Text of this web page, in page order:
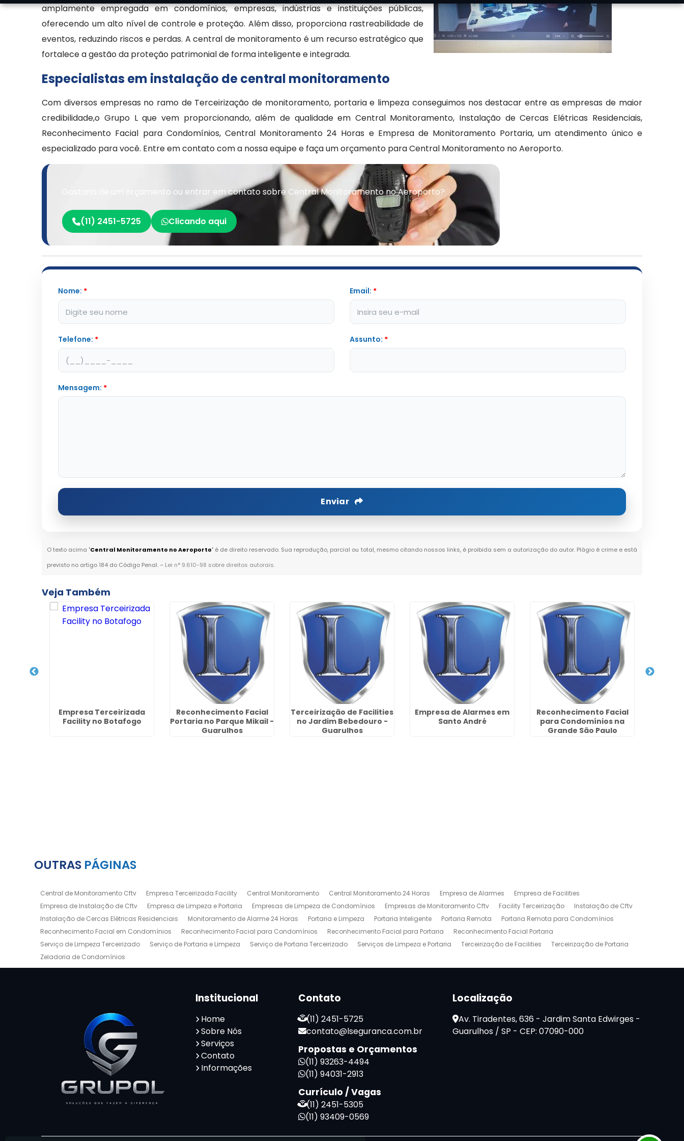
amplamente empregada em condomínios, empresas, indústrias e instituições públicas,
oferecendo um alto nível de controle e proteção. Além disso, proporciona rastreabilidade de
eventos, reduzindo riscos e perdas. A central de monitoramento é um recurso estratégico que
fortalece a gestão da proteção patrimonial de forma inteligente e integrada.
Especialistas em instalação de central monitoramento
Com diversos empresas no ramo de Terceirização de monitoramento, portaria e limpeza conseguimos nos destacar entre as empresas de maior
credibilidade,o Grupo L que vem proporcionando, além de qualidade em Central Monitoramento, Instalação de Cercas Elétricas Residenciais,
Reconhecimento Facial para Condomínios, Central Monitoramento 24 Horas e Empresa de Monitoramento Portaria, um atendimento único e
especializado para você. Entre em contato com a nossa equipe e faça um orçamento para Central Monitoramento no Aeroporto.
Gostaria de um orçamento ou entrar em contato sobre Central Monitoramento no Aeroporto?
(11) 2451-5725 Clicando aqui
Nome: * Email: *
Telefone: * Assunto: *
Mensagem: *
Enviar
O texto acima "Central Monitoramento no Aeroporto" é de direito reservado. Sua reprodução, parcial ou total, mesmo citando nossos links, é proibida sem a autorização do autor. Plágio é crime e está
previsto no artigo 184 do Código Penal. – Lei n° 9.610-98 sobre direitos autorais.
Veja Também
Empresa Terceirizada
Facility no Botafogo
Reconhecimento Facial
Portaria no Parque Mikail -
Guarulhos
Terceirização de Facilities
no Jardim Bebedouro -
Guarulhos
Empresa de Alarmes em
Santo André
Reconhecimento Facial
para Condomínios na
Grande São Paulo
OUTRAS PÁGINAS
Central de Monitoramento Cftv Empresa Terceirizada Facility Central Monitoramento Central Monitoramento 24 Horas Empresa de Alarmes
Empresa de Facilities
Empresa de Instalação de Cftv
Empresa de Limpeza e Portaria Empresas de Limpeza de Condomínios Empresas de Monitoramento Cftv Facility Terceirização
Instalação de Cftv
Instalação de Cercas Elétricas Residenciais
Monitoramento de Alarme 24 Horas Portaria e Limpeza Portaria Inteligente Portaria Remota
Portaria Remota para Condomínios
Reconhecimento Facial em Condomínios
Reconhecimento Facial para Condomínios Reconhecimento Facial para Portaria
Reconhecimento Facial Portaria
Serviço de Limpeza Terceirizado
Serviço de Portaria e Limpeza Serviço de Portaria Terceirizado Serviços de Limpeza e Portaria Terceirização de Facilities
Terceirização de Portaria
Zeladoria de Condomínios
Institucional
Home
Sobre Nós
Serviços
Contato
Informações
Contato
(11) 2451-5725
contato@lseguranca.com.br
Propostas e Orçamentos
(11) 93263-4494
(11) 94031-2913
Currículo / Vagas
(11) 2451-5305
(11) 93409-0569
Localização
Av. Tiradentes, 636 - Jardim Santa Edwirges -
Guarulhos / SP - CEP: 07090-000